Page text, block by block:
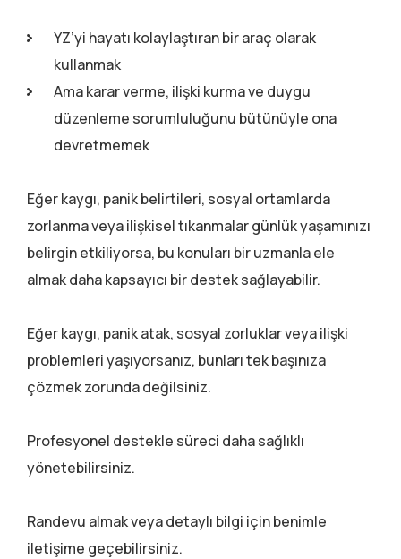
YZ’yi hayatı kolaylaştıran bir araç olarak
kullanmak
Ama karar verme, ilişki kurma ve duygu
düzenleme sorumluluğunu bütünüyle ona
devretmemek
Eğer kaygı, panik belirtileri, sosyal ortamlarda
zorlanma veya ilişkisel tıkanmalar günlük yaşamınızı
belirgin etkiliyorsa, bu konuları bir uzmanla ele
almak daha kapsayıcı bir destek sağlayabilir.
Eğer kaygı, panik atak, sosyal zorluklar veya ilişki
problemleri yaşıyorsanız, bunları tek başınıza
çözmek zorunda değilsiniz.
Profesyonel destekle süreci daha sağlıklı
yönetebilirsiniz.
Randevu almak veya detaylı bilgi için benimle
iletişime geçebilirsiniz.